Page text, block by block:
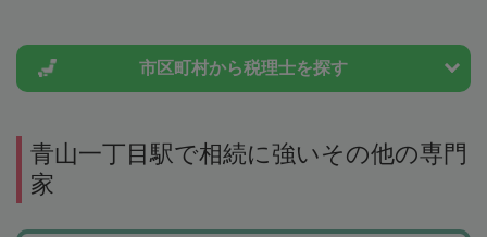
市区町村から税理士を探す
青山一丁目駅で相続に強いその他の専門
家